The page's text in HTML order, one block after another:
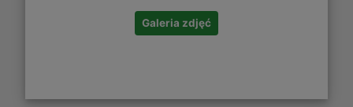
Galeria zdjęć